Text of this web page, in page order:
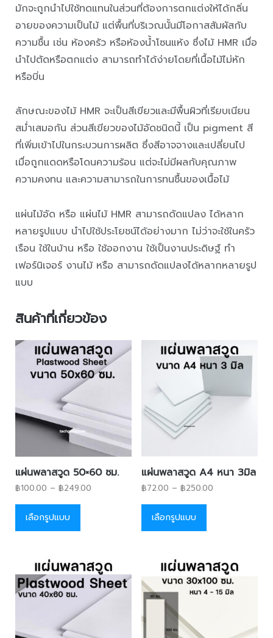
มักจะถูกนำไปใช้ทดแทนในส่วนที่ต้องการตกแต่งให้ได้กลิ่น
อายของความเป็นไม้ แต่พื้นที่บริเวณนั้นมีโอกาสสัมผัสกับ
ความชื้น เช่น ห้องครัว หรือห้องน้ำโซนแห้ง ซึ่งไม้ HMR เมื่อ
นำไปตัดหรือตกแต่ง สามารถทำได้ง่ายโดยที่เนื้อไม้ไม่หัก
หรือบิ่น
ลักษณะของไม้ HMR จะเป็นสีเขียวและมีพื้นผิวที่เรียบเนียน
สม่ำเสมอกัน ส่วนสีเขียวของไม้อัดชนิดนี้ เป็น pigment สี
ที่เพิ่มเข้าไปในกระบวนการผลิต ซึ่งสีอาจจางและเปลี่ยนไป
เมื่อถูกแดดหรือโดนความร้อน แต่จะไม่มีผลกับคุณภาพ
ความคงทน และความสามารถในการทนชื้นของเนื้อไม้
แผ่นไม้อัด หรือ แผ่นไม้ HMR สามารถดัดแปลง ได้หลาก
หลายรูปแบบ นำไปใช้ประโยชน์ได้อย่างมาก ไม่ว่าจะใช้ในครัว
เรือน ใช้ในบ้าน หรือ ใช้ออกงาน ใช้เป็นงานประดิษฐ์ ทำ
เฟอร์นิเจอร์ งานไม้ หรือ สามารถดัดแปลงได้หลากหลายรูป
แบบ
สินค้าที่เกี่ยวข้อง
แผ่นพลาสวูด 50×60 ซม.
฿100.00 – ฿249.00
เลือกรูปแบบ
แผ่นพลาสวูด A4 หนา 3มิล
฿72.00 – ฿250.00
เลือกรูปแบบ